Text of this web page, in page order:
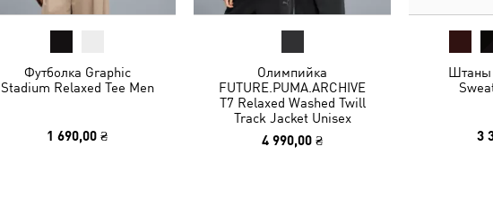
Футболка Graphic
Stadium Relaxed Tee Men
1 690,00 ₴
Олимпийка
FUTURE.PUMA.ARCHIVE
T7 Relaxed Washed Twill
Track Jacket Unisex
4 990,00 ₴
Штаны
3